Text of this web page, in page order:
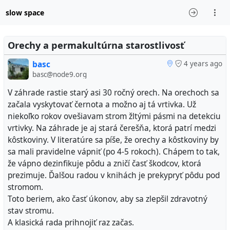
slow space
Orechy a permakultúrna starostlivosť
4 years ago
basc
basc@node9.org
V záhrade rastie starý asi 30 ročný orech. Na orechoch sa
začala vyskytovať černota a možno aj tá vrtivka. Už
niekoľko rokov ovešiavam strom žltými pásmi na detekciu
vrtivky. Na záhrade je aj stará čerešňa, ktorá patrí medzi
kôstkoviny. V literatúre sa píše, že orechy a kôstkoviny by
sa mali pravidelne vápniť (po 4-5 rokoch). Chápem to tak,
že vápno dezinfikuje pôdu a zničí časť škodcov, ktorá
prezimuje. Ďalšou radou v knihách je prekypryť pôdu pod
stromom.
Toto beriem, ako časť úkonov, aby sa zlepšil zdravotný
stav stromu.
A klasická rada prihnojiť raz začas.